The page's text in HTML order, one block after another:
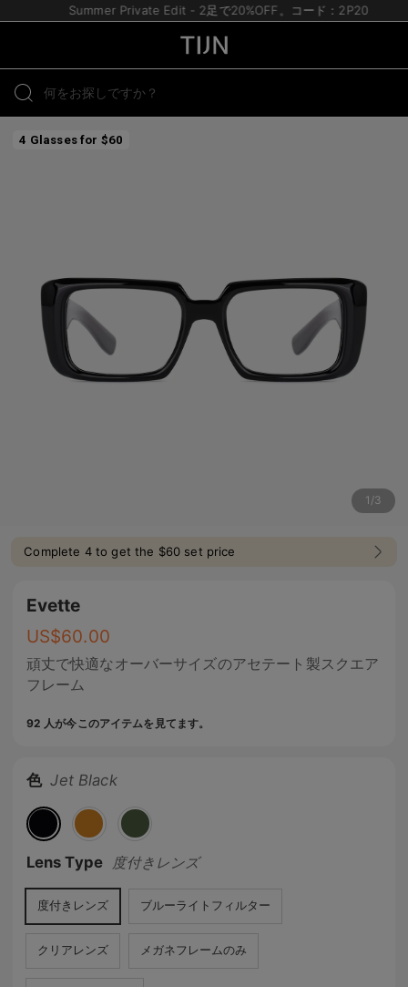
Summer Private Edit - 2足で20%OFF。コード：2P20
4 Glasses for $60
1 /3
Complete 4 to get the $60 set price
Evette
US$60.00
頑丈で快適なオーバーサイズのアセテート製スクエア
フレーム
92 人が今このアイテムを見てます。
色 Jet Black
Lens Type 度付きレンズ
度付きレンズ ブルーライトフィルター
クリアレンズ メガネフレームのみ